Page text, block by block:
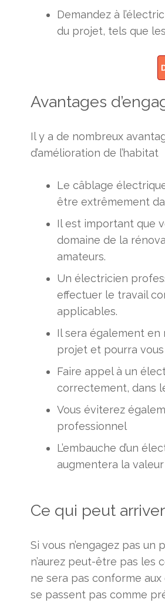
Demandez à
du projet, tels que
Avantages
Il y a de nombreux
d’amélioration de l’habitat
Le câblage
être extrêmement
Il est important que
domaine de la
amateurs.
Un électricien
effectuer le travail
applicables.
Il sera également
projet et pourra vous
Faire appel à un
correctement, dans
Vous éviterez
professionnel
L’embauche d’un
augmentera la
Ce qui peut
Si vous n’engagez pas
n’aurez peut-être pas les
ne sera pas conforme
se passent pas comme